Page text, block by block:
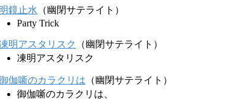
明鏡止水 （幽閉サテライト）
Party Trick
明アスタリスク
（幽閉サテライト）
凍明アスタリスク
伽噺のカラクリは （幽閉サテライト）
御伽噺のカラクリは、